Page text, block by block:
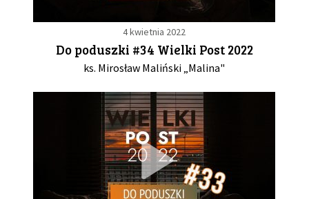
4 kwietnia 2022
Do poduszki #34 Wielki Post 2022
ks. Mirosław Maliński „Malina"